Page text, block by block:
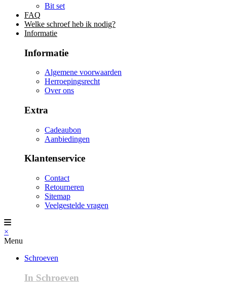
Bit set
FAQ
Welke schroef heb ik nodig?
Informatie
Informatie
Algemene voorwaarden
Herroepingsrecht
Over ons
Extra
Cadeaubon
Aanbiedingen
Klantenservice
Contact
Retourneren
Sitemap
Veelgestelde vragen
×
Menu
Schroeven
In Schroeven